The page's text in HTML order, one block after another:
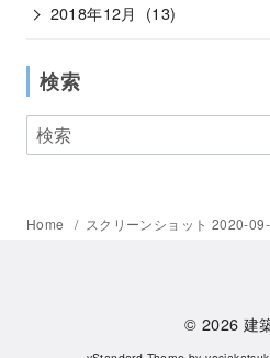
2018年12月 (13)
検索
Home スクリーンショット 2020-
© 2026建